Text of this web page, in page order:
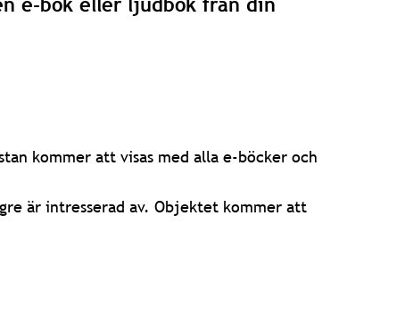
e-bok eller ljudbok från din
kommer att visas med alla e-böcker och
är intresserad av. Objektet kommer att